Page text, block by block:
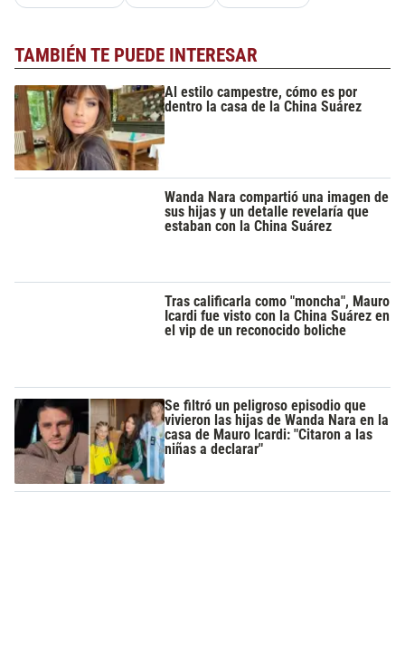
TAMBIÉN TE PUEDE INTERESAR
Al estilo campestre, cómo es por
dentro la casa de la China Suárez
Wanda Nara compartió una imagen de
sus hijas y un detalle revelaría que
estaban con la China Suárez
Tras calificarla como "moncha", Mauro
Icardi fue visto con la China Suárez en
el vip de un reconocido boliche
Se filtró un peligroso episodio que
vivieron las hijas de Wanda Nara en la
casa de Mauro Icardi: "Citaron a las
niñas a declarar"